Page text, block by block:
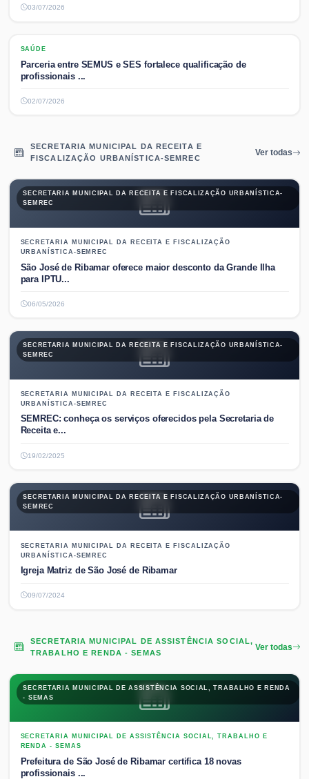
03/07/2026
SAÚDE
SAÚDE
Parceria entre SEMUS e SES fortalece qualificação de
profissionais ...
02/07/2026
SECRETARIA MUNICIPAL DA RECEITA E
FISCALIZAÇÃO URBANÍSTICA-SEMREC
Ver todas
SECRETARIA MUNICIPAL DA RECEITA E FISCALIZAÇÃO URBANÍSTICA-
SEMREC
SECRETARIA MUNICIPAL DA RECEITA E FISCALIZAÇÃO
URBANÍSTICA-SEMREC
São José de Ribamar oferece maior desconto da Grande Ilha
para IPTU...
06/05/2026
SECRETARIA MUNICIPAL DA RECEITA E FISCALIZAÇÃO URBANÍSTICA-
SEMREC
SECRETARIA MUNICIPAL DA RECEITA E FISCALIZAÇÃO
URBANÍSTICA-SEMREC
SEMREC: conheça os serviços oferecidos pela Secretaria de
Receita e...
19/02/2025
SECRETARIA MUNICIPAL DA RECEITA E FISCALIZAÇÃO URBANÍSTICA-
SEMREC
SECRETARIA MUNICIPAL DA RECEITA E FISCALIZAÇÃO
URBANÍSTICA-SEMREC
Igreja Matriz de São José de Ribamar
09/07/2024
SECRETARIA MUNICIPAL DE ASSISTÊNCIA SOCIAL,
TRABALHO E RENDA - SEMAS
Ver todas
SECRETARIA MUNICIPAL DE ASSISTÊNCIA SOCIAL, TRABALHO E RENDA
- SEMAS
SECRETARIA MUNICIPAL DE ASSISTÊNCIA SOCIAL, TRABALHO E
RENDA - SEMAS
Prefeitura de São José de Ribamar certifica 18 novas
profissionais ...